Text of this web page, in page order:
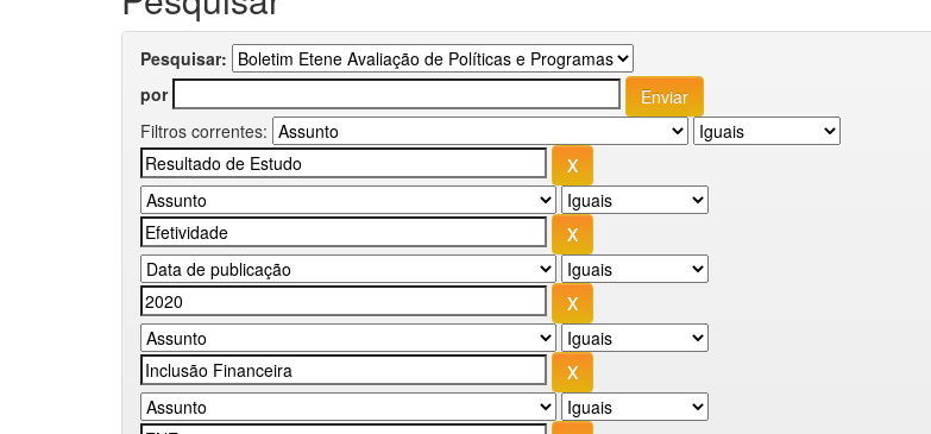
Pesquisar:
por
Filtros correntes: